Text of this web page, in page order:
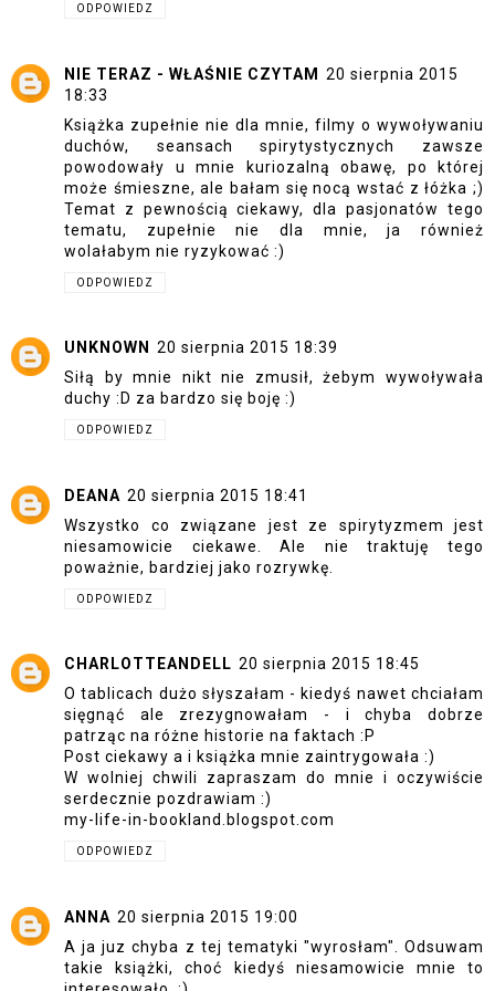
ODPOWIEDZ
NIE TERAZ - WŁAŚNIE CZYTAM 20 sierpnia 2015
18:33
Książka zupełnie nie dla mnie, filmy o wywoływaniu
duchów, seansach spirytystycznych zawsze
powodowały u mnie kuriozalną obawę, po której
może śmieszne, ale bałam się nocą wstać z łóżka ;)
Temat z pewnością ciekawy, dla pasjonatów tego
tematu, zupełnie nie dla mnie, ja również
wolałabym nie ryzykować :)
ODPOWIEDZ
UNKNOWN
20 sierpnia 2015 18:39
Siłą by mnie nikt nie zmusił, żebym wywoływała
duchy :D za bardzo się boję :)
ODPOWIEDZ
DEANA 20 sierpnia 2015 18:41
Wszystko co związane jest ze spirytyzmem jest
niesamowicie ciekawe. Ale nie traktuję tego
poważnie, bardziej jako rozrywkę.
ODPOWIEDZ
CHARLOTTEANDELL 20 sierpnia 2015 18:45
O tablicach dużo słyszałam - kiedyś nawet chciałam
sięgnąć ale zrezygnowałam - i chyba dobrze
patrząc na różne historie na faktach :P
Post ciekawy a i książka mnie zaintrygowała :)
W wolniej chwili zapraszam do mnie i oczywiście
serdecznie pozdrawiam :)
my-life-in-bookland.blogspot.com
ODPOWIEDZ
ANNA 20 sierpnia 2015 19:00
A ja juz chyba z tej tematyki "wyrosłam". Odsuwam
takie książki, choć kiedyś niesamowicie mnie to